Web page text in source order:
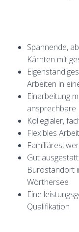
Spannende,
Kärnten mit
Arbeiten in
Einarbeitung
ansprechbare
Kollegialer,
Flexibles
Familiäres,
Gut
Bürostandort
Wörthersee
Eine
Qualifikation